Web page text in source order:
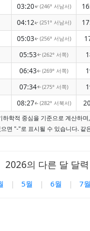
03:20↑(246° 서남서)
04:12↑(251° 서남서)
05:03↑(256° 서남서)
05:53↑(262° 서쪽)
06:43↑(269° 서쪽)
07:34↑(275° 서쪽)
08:27↑(282° 서북서)
학적 중심을 기준으로 계산하
면 "-"로 표시될 수 있습니다.
2026의 다른 달 달
| 5월 | 6월 | 7월